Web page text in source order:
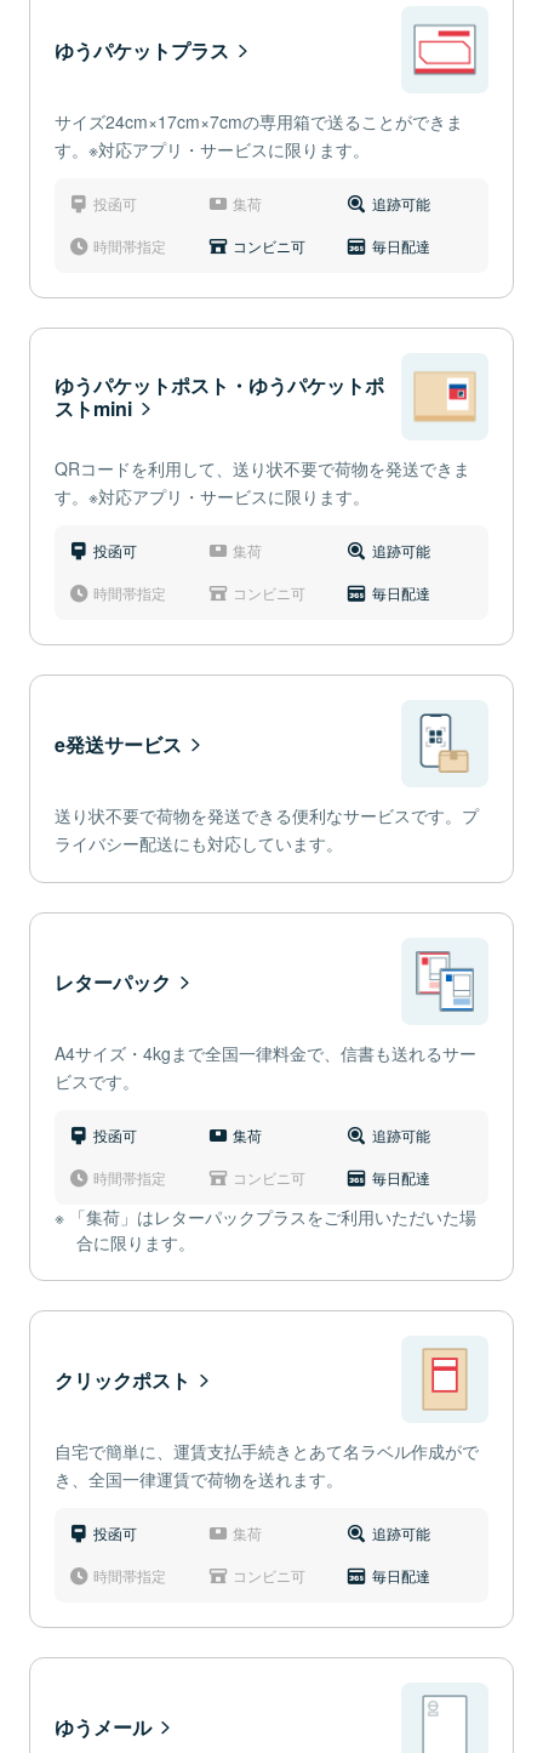
ゆうパケットプラス
サイズ24cm×17cm×7cmの専用箱で送ることができま
す。※対応アプリ・サービスに限ります。
投函可 集荷 追跡可能
時間帯指定 コンビニ可 毎日配達
ゆうパケットポスト・ゆうパケットポ
ストmini
QRコードを利用して、送り状不要で荷物を発送できま
す。※対応アプリ・サービスに限ります。
投函可 集荷 追跡可能
時間帯指定 コンビニ可 毎日配達
e発送サービス
送り状不要で荷物を発送できる便利なサービスです。プ
ライバシー配送にも対応しています。
レターパック
A4サイズ・4kgまで全国一律料金で、信書も送れるサー
ビスです。
投函可 集荷 追跡可能
時間帯指定 コンビニ可 毎日配達
「集荷」はレターパックプラスをご利用いただいた場
合に限ります。
クリックポスト
自宅で簡単に、運賃支払手続きとあて名ラベル作成がで
き、全国一律運賃で荷物を送れます。
投函可 集荷 追跡可能
時間帯指定 コンビニ可 毎日配達
ゆうメール